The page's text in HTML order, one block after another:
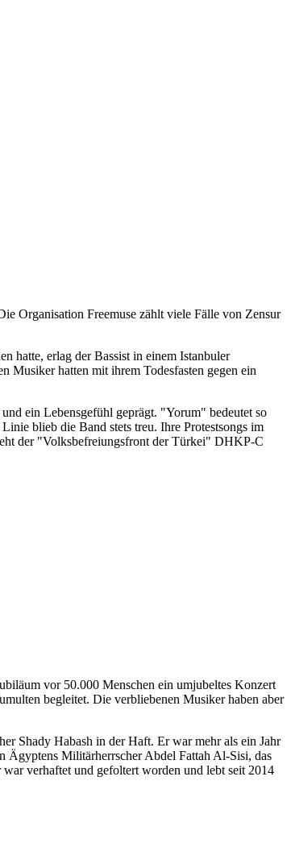
Organisation Freemuse zählt viele Fälle von Zensur
hatte, erlag der Bassist in einem Istanbuler
Musiker hatten mit ihrem Todesfasten gegen ein
ein Lebensgefühl geprägt. "Yorum" bedeutet so
blieb die Band stets treu. Ihre Protestsongs im
der "Volksbefreiungsfront der Türkei" DHKP-C
vor 50.000 Menschen ein umjubeltes Konzert
begleitet. Die verbliebenen Musiker haben aber
Shady Habash in der Haft. Er war mehr als ein Jahr
Ägyptens Militärherrscher Abdel Fattah Al-Sisi, das
verhaftet und gefoltert worden und lebt seit 2014